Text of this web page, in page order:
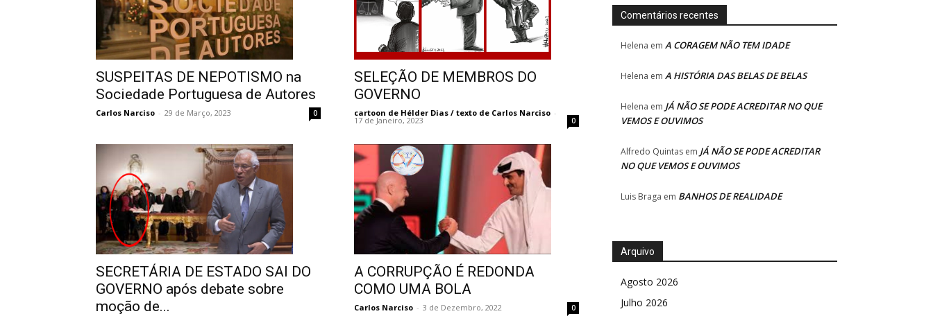
SUSPEITAS DE NEPOTISMO na
Sociedade Portuguesa de Autores
Carlos Narciso - 29 de Março, 2023 0
SELEÇÃO DE MEMBROS DO
GOVERNO
cartoon de Hélder Dias / texto de Carlos Narciso -
17 de Janeiro, 2023 0
SECRETÁRIA DE ESTADO SAI DO
GOVERNO após debate sobre
moção de...
A CORRUPÇÃO É REDONDA
COMO UMA BOLA
Carlos Narciso - 3 de Dezembro, 2022 0
Comentários recentes
Helena em A CORAGEM NÃO TEM IDADE
Helena em A HISTÓRIA DAS BELAS DE BELAS
Helena em JÁ NÃO SE PODE ACREDITAR NO QUE
VEMOS E OUVIMOS
Alfredo Quintas em JÁ NÃO SE PODE ACREDITAR
NO QUE VEMOS E OUVIMOS
Luis Braga em BANHOS DE REALIDADE
Arquivo
Agosto 2026
Julho 2026